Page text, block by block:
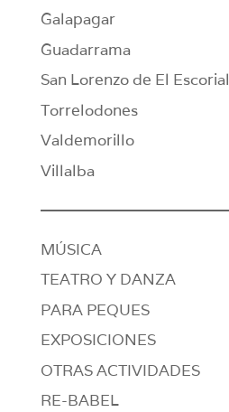
Galapagar
Guadarrama
San Lorenzo de El Escorial
Torrelodones
Valdemorillo
Villalba
MÚSICA
TEATRO Y DANZA
PARA PEQUES
EXPOSICIONES
OTRAS ACTIVIDADES
RE-BABEL